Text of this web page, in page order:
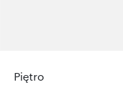
Piętro